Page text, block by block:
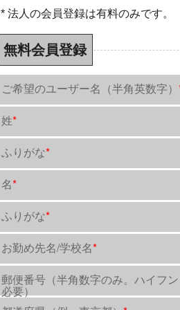
* 法人の会員登録は有料のみです。
無料会員登録
ご希望のユーザー名（半角英数字）
姓*
ふりがな*
名*
ふりがな*
お勤め先名/学校名*
郵便番号（半角数字のみ。ハイフン
必要）